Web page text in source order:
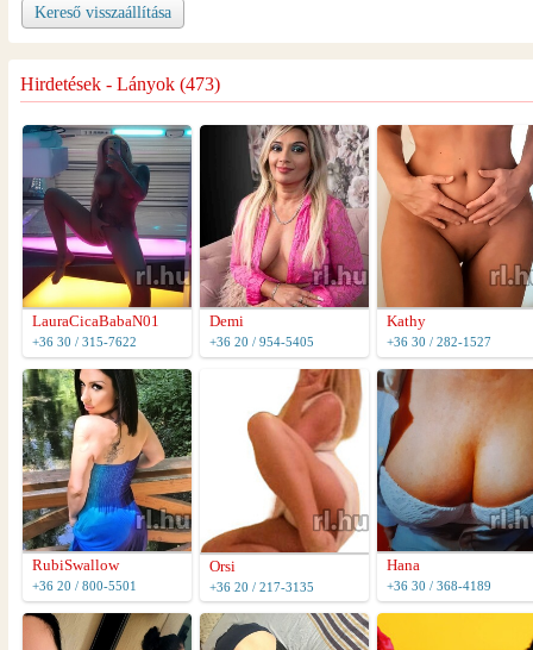
Kereső visszaállítása
Hirdetések - Lányok (473)
LauraCicaBabaN01
+36 30 / 315-7622
Demi
+36 20 / 954-5405
Kathy
+36 30 / 282-1527
RubiSwallow
+36 20 / 800-5501
Orsi
+36 20 / 217-3135
Hana
+36 30 / 368-4189